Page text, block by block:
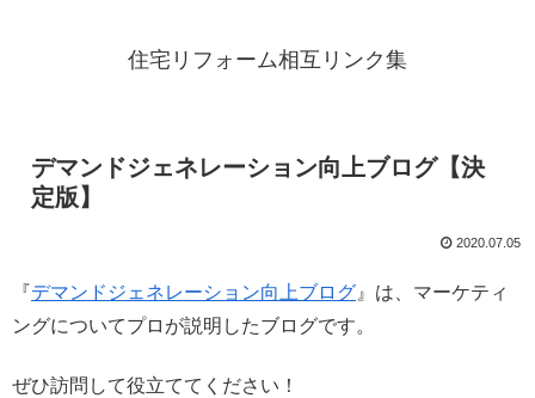
住宅リフォーム相互リンク集
デマンドジェネレーション向上ブログ【決
定版】
2020.07.05
『デマンドジェネレーション向上ブログ 』は、マーケティ
ングについてプロが説明したブログです。
ぜひ訪問して役立ててください！